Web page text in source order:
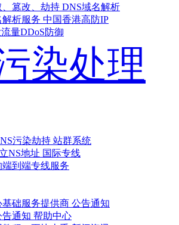
、篡改、劫持 DNS域名解析
析服务 中国香港高防IP
量DDoS防御
染处理
污染劫持 站群系统
NS地址 国际专线
到端专线服务
础服务提供商 公告通知
通知 帮助中心